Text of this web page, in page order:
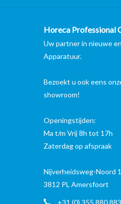
Horeca Professional
Uw partner in nieuwe
Apparatuur.
Bezoekt u ook eens
showroom!
Openingstijden:
Ma t/m Vrij 8h tot 17h
Zaterdag op afspraak
Nijverheidsweg-Noord
3812 PL Amersfoort